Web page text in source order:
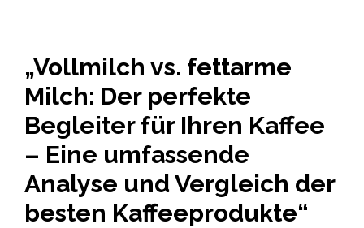
„Vollmilch vs. fettarme
Milch: Der perfekte
Begleiter für Ihren Kaffee
– Eine umfassende
Analyse und Vergleich der
besten Kaffeeprodukte“